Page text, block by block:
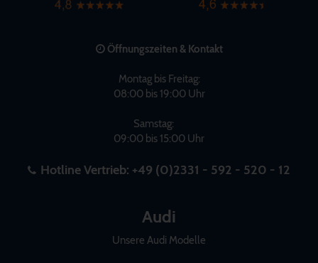
Öffnungszeiten & Kontakt
Montag bis Freitag:
08:00 bis 19:00 Uhr
Samstag:
09:00 bis 15:00 Uhr
Hotline Vertrieb: +49 (0)2331 - 592 - 520 - 12
Audi
Unsere Audi Modelle